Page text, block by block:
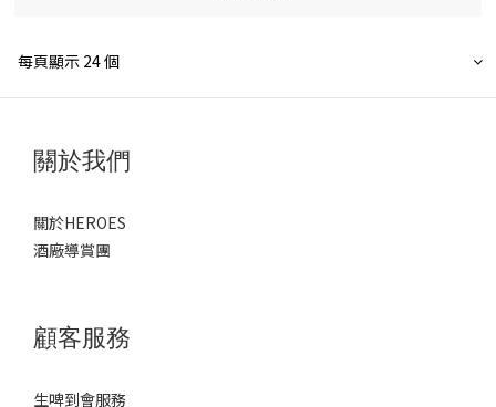
每頁顯示 24 個
關於我們
關於HEROES
酒廠導賞團
顧客服務
生啤到會服務